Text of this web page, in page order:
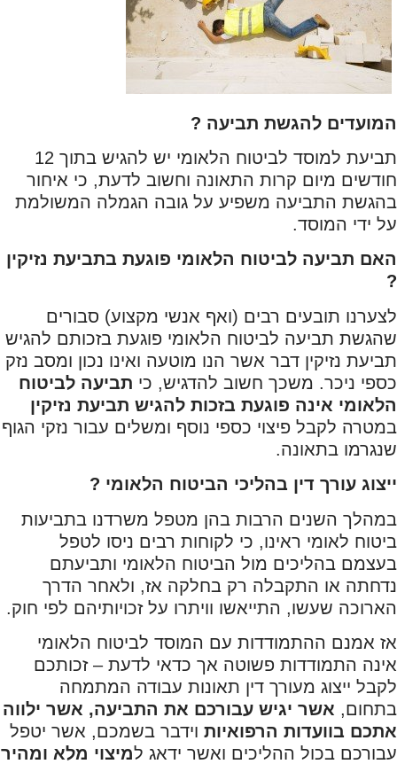
המועדים להגשת תביעה ?
תביעת למוסד לביטוח הלאומי יש להגיש בתוך 12
חודשים מיום קרות התאונה וחשוב לדעת, כי איחור
בהגשת התביעה משפיע על גובה הגמלה המשולמת
על ידי המוסד.
האם תביעה לביטוח הלאומי פוגעת בתביעת נזיקין
?
לצערנו תובעים רבים (ואף אנשי מקצוע) סבורים
שהגשת תביעה לביטוח הלאומי פוגעת בזכותם להגיש
תביעת נזיקין דבר אשר הנו מוטעה ואינו נכון ומסב נזק
כספי ניכר. משכך חשוב להדגיש, כי תביעה לביטוח
הלאומי אינה פוגעת בזכות להגיש תביעת נזיקין
במטרה לקבל פיצוי כספי נוסף ומשלים עבור נזקי הגוף
שנגרמו בתאונה.
ייצוג עורך דין בהליכי הביטוח הלאומי ?
במהלך השנים הרבות בהן מטפל משרדנו בתביעות
ביטוח לאומי ראינו, כי לקוחות רבים ניסו לטפל
בעצמם בהליכים מול הביטוח הלאומי ותביעתם
נדחתה או התקבלה רק בחלקה אז, ולאחר הדרך
הארוכה שעשו, התייאשו וויתרו על זכויותיהם לפי חוק.
אז אמנם ההתמודדות עם המוסד לביטוח הלאומי
אינה התמודדות פשוטה אך כדאי לדעת – זכותכם
לקבל ייצוג מעורך דין תאונות עבודה המתמחה
בתחום, אשר יגיש עבורכם את התביעה, אשר ילווה
אתכם בוועדות הרפואיות וידבר בשמכם, אשר יטפל
עבורכם בכול ההליכים ואשר ידאג למיצוי מלא ומהיר